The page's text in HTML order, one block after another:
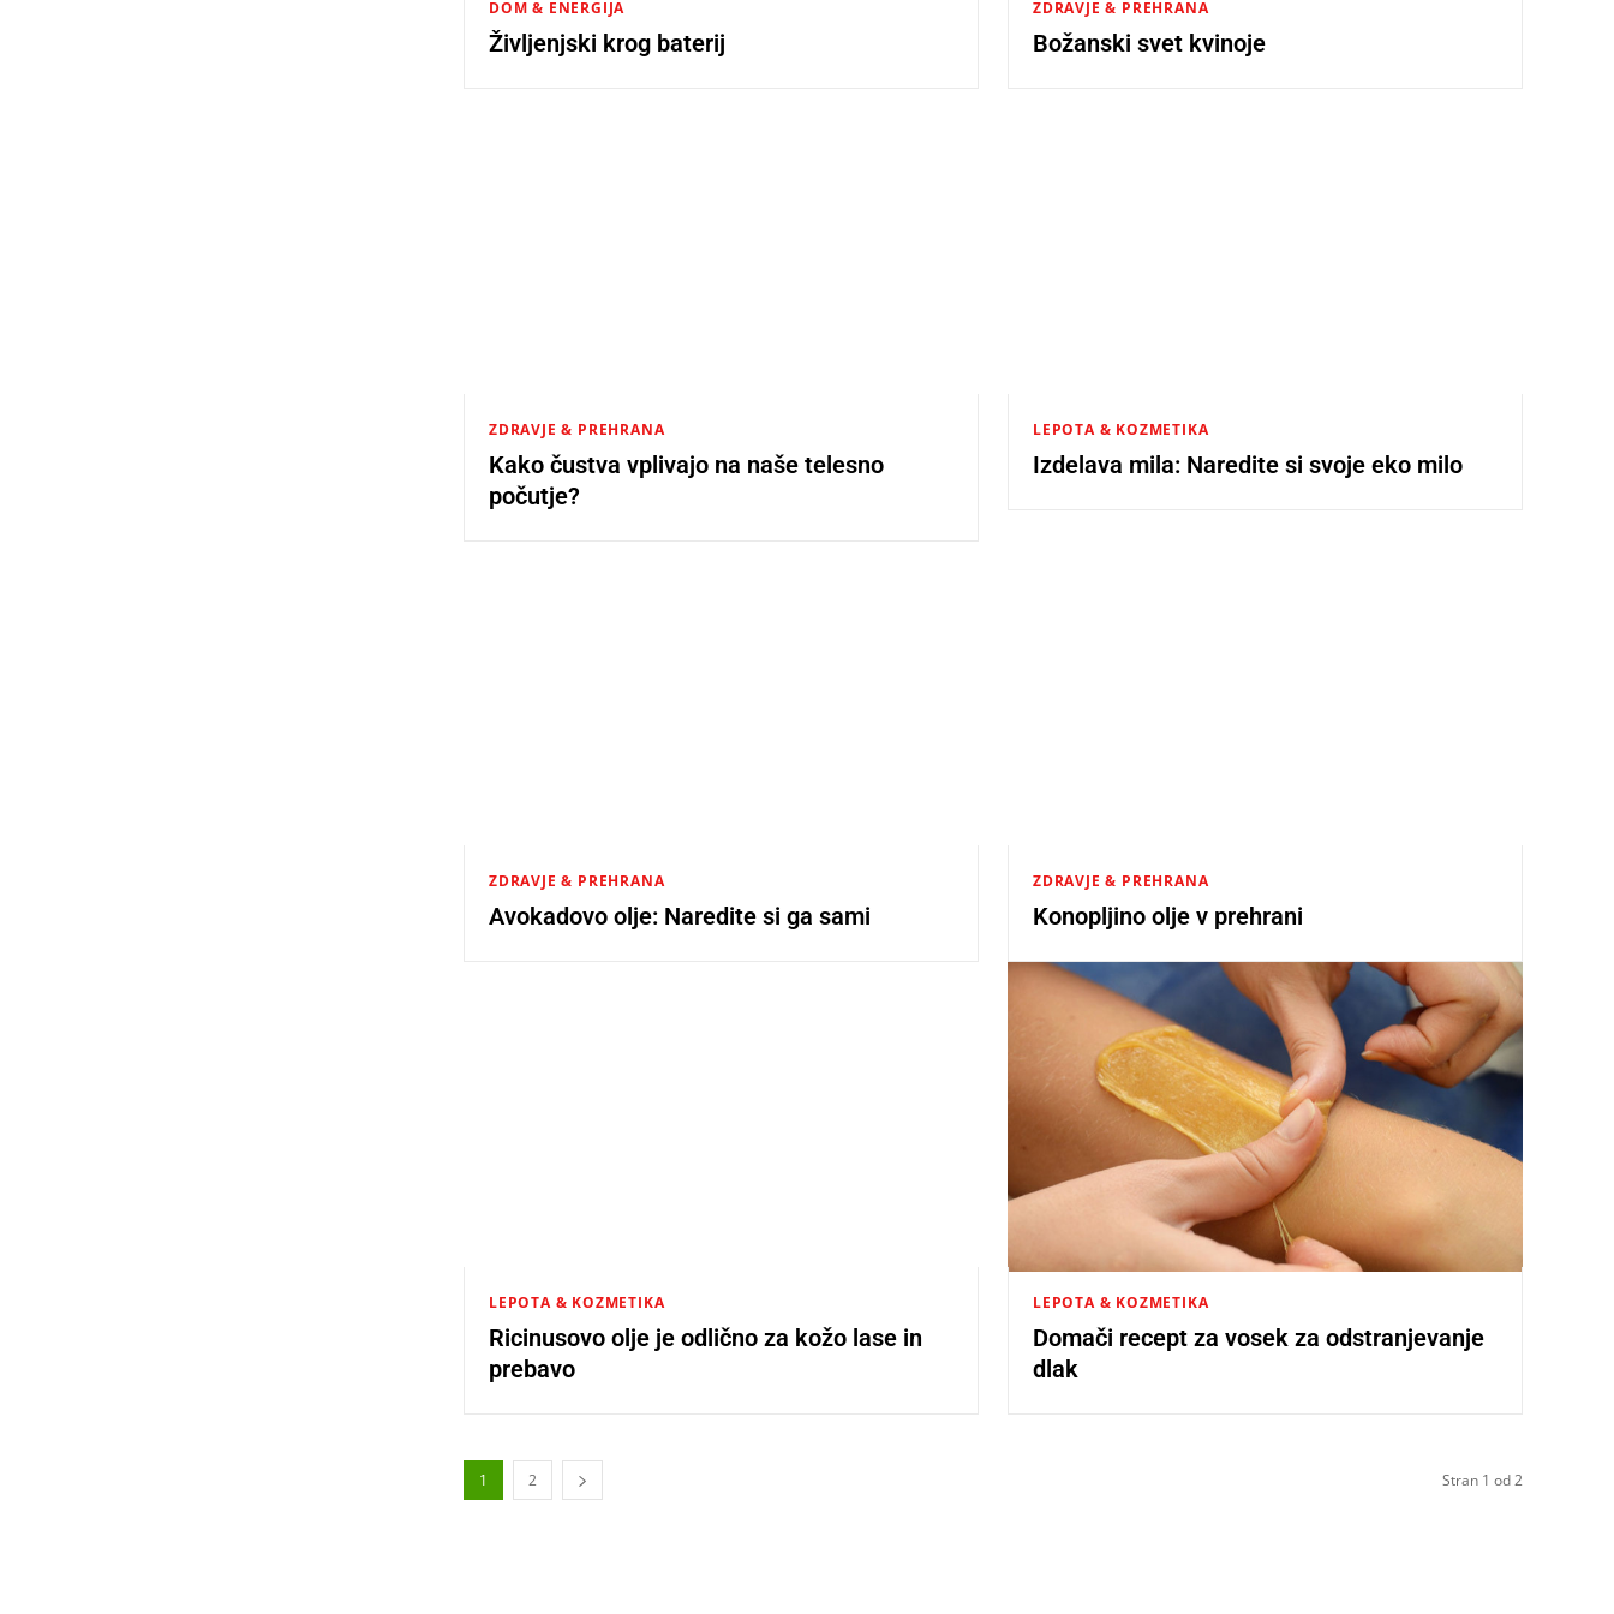
DOM & ENERGIJA
Življenjski krog baterij
ZDRAVJE & PREHRANA
Božanski svet kvinoje
ZDRAVJE & PREHRANA
Kako čustva vplivajo na naše telesno
počutje?
LEPOTA & KOZMETIKA
Izdelava mila: Naredite si svoje eko milo
ZDRAVJE & PREHRANA
Avokadovo olje: Naredite si ga sami
ZDRAVJE & PREHRANA
Konopljino olje v prehrani
LEPOTA & KOZMETIKA
Ricinusovo olje je odlično za kožo lase in
prebavo
LEPOTA & KOZMETIKA
Domači recept za vosek za odstranjevanje
dlak
1 2 Stran 1 od 2